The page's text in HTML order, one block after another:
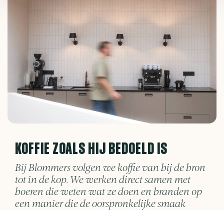
KOFFIE ZOALS HIJ BEDOELD IS
Bij Blommers volgen we koffie van bij de bron
tot in de kop. We werken direct samen met
boeren die weten wat ze doen en branden op
een manier die de oorspronkelijke smaak